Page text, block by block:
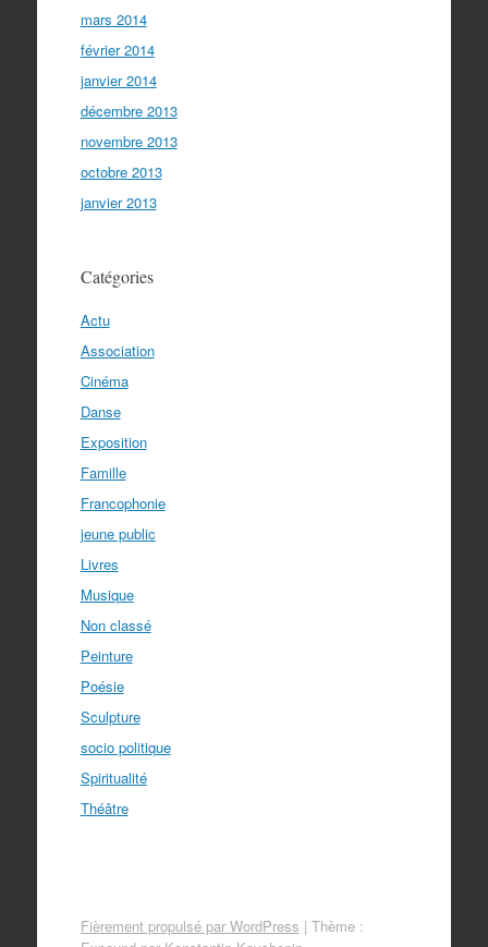
mars 2014
février 2014
janvier 2014
décembre 2013
novembre 2013
octobre 2013
janvier 2013
Catégories
Actu
Association
Cinéma
Danse
Exposition
Famille
Francophonie
jeune public
Livres
Musique
Non classé
Peinture
Poésie
Sculpture
socio politique
Spiritualité
Théâtre
Fièrement propulsé par WordPress | Thème :